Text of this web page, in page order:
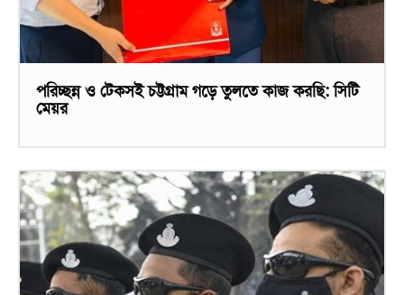
পরিচ্ছন্ন ও টেকসই চট্টগ্রাম গড়ে তুলতে কাজ করছি: সিটি
মেয়র